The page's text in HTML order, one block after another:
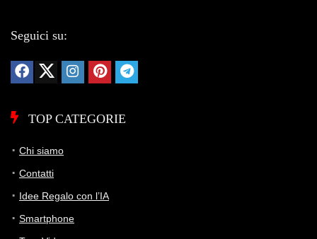
Seguici su:
TOP CATEGORIE
Chi siamo
Contatti
Idee Regalo con l’IA
Smartphone